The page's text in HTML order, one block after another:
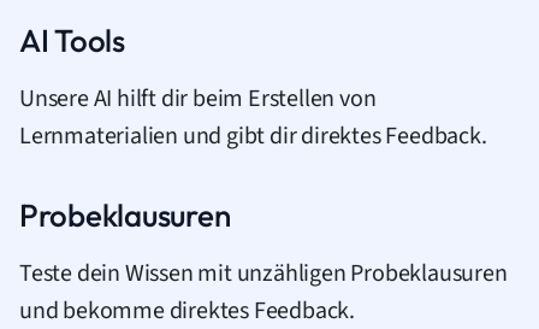
AI Tools
Unsere AI hilft dir beim Erstellen von
Lernmaterialien und gibt dir direktes Feedback.
Probeklausuren
Teste dein Wissen mit unzähligen Probeklausuren
und bekomme direktes Feedback.